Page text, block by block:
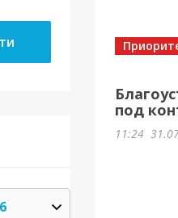
МБУ
под
11:24